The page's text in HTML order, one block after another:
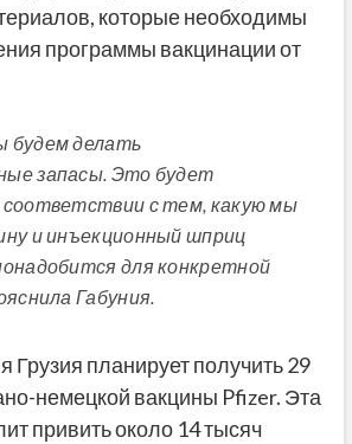
которые необходимы
программы вакцинации от
будем делать
запасы. Это будет
соответствии с тем, какую мы
и инъекционный шприц
для конкретной
Габуния.
Грузия планирует получить 29
немецкой вакцины Pfizer. Эта
привить около 14 тысяч